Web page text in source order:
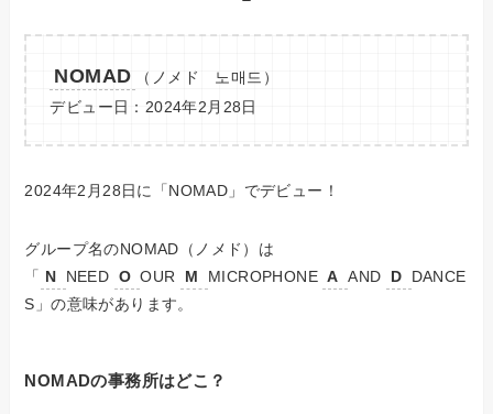
NOMAD
（ノメド 노매드）
デビュー日：2024年2月28日
2024年2月28日に「NOMAD」でデビュー！
グループ名のNOMAD（ノメド）は
「 N NEED O OUR M MICROPHONE A AND D
DANCE
S」の意味があります。
NOMADの事務所はどこ？